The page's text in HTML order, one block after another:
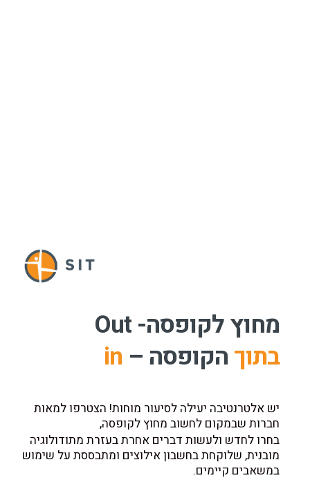
מחוץ לקופסה- Out
בתוךהקופסה –in
יש אלטרנטיבה יעילה לסיעור מוחות! הצטרפו למאות
חברות שבמקום לחשוב מחוץ לקופסה,
בחרו לחדש ולעשות דברים אחרת בעזרת מתודולוגיה
מובנית, שלוקחת בחשבון אילוצים ומתבססת על שימוש
במשאבים קיימים.